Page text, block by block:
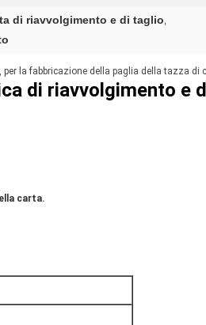
di riavvolgimento e di taglio,
la fabbricazione della paglia della tazza di
di riavvolgimento e
carta.